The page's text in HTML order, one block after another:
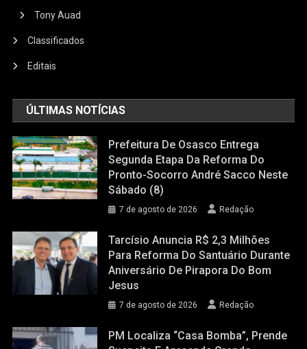
Tony Auad
Classificados
Editais
ÚLTIMAS NOTÍCIAS
Prefeitura De Osasco Entrega
Segunda Etapa Da Reforma Do
Pronto-Socorro André Sacco Neste
Sábado (8)
7 de agosto de 2026 Redação
Tarcísio Anuncia R$ 2,3 Milhões
Para Reforma Do Santuário Durante
Aniversário De Pirapora Do Bom
Jesus
7 de agosto de 2026 Redação
PM Localiza “casa Bomba”, Prende